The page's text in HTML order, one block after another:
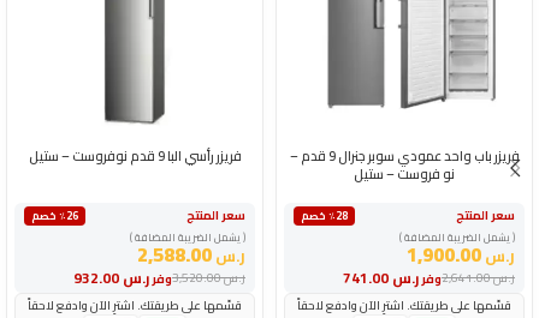
فريزر باب واحد عمودي سوبر جنرال 9 قدم –
نو فروست – ستيل
سعر المنتج
٪28 خصم
( يشمل الضريبة المضافة )
ر.س1,900.00
وفرر.س ر.س2,641.00
قسّمها على طريقتك. اشترِ الآن وادفع لاحقاً
فريزر رأسي البا 9 قدم نوفروست – ستيل
سعر المنتج
٪26 خصم
( يشمل الضريبة المضافة )
ر.س2,588.00
وفرر.س ر.س3,520.00
قسّمها على طريقتك. اشترِ الآن وادفع لاحقاً